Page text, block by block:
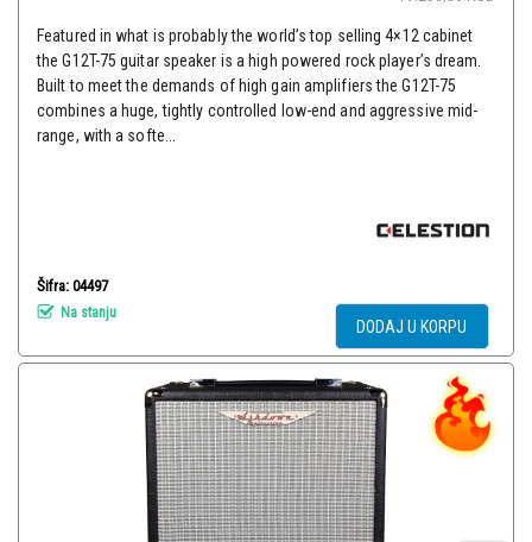
Featured in what is probably the world’s top selling 4×12 cabinet
the G12T-75 guitar speaker is a high powered rock player’s dream.
Built to meet the demands of high gain amplifiers the G12T-75
combines a huge, tightly controlled low-end and aggressive mid-
range, with a softe...
Šifra: 04497
Na stanju
DODAJ U KORPU